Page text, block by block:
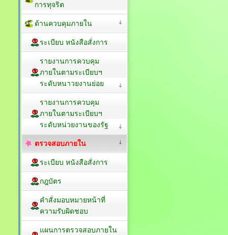
การทุจริต
ด้านควบคุมภายใน
ระเบียบ หนังสือสั่งการ
รายงานการควบคุม
ภายในตามระเบียบฯ
ระดับหนาวยงานย่อย
รายงานการควบคุม
ภายในตามระเบียบฯ
ระดับหน่วยงานของรัฐ
ตรวจสอบภายใน
ระเบียบ หนังสือสั่งการ
กฎบัตร
คำสั่งมอบหมายหน้าที่
ความรับผิดชอบ
แผนการตรวจสอบภายใน